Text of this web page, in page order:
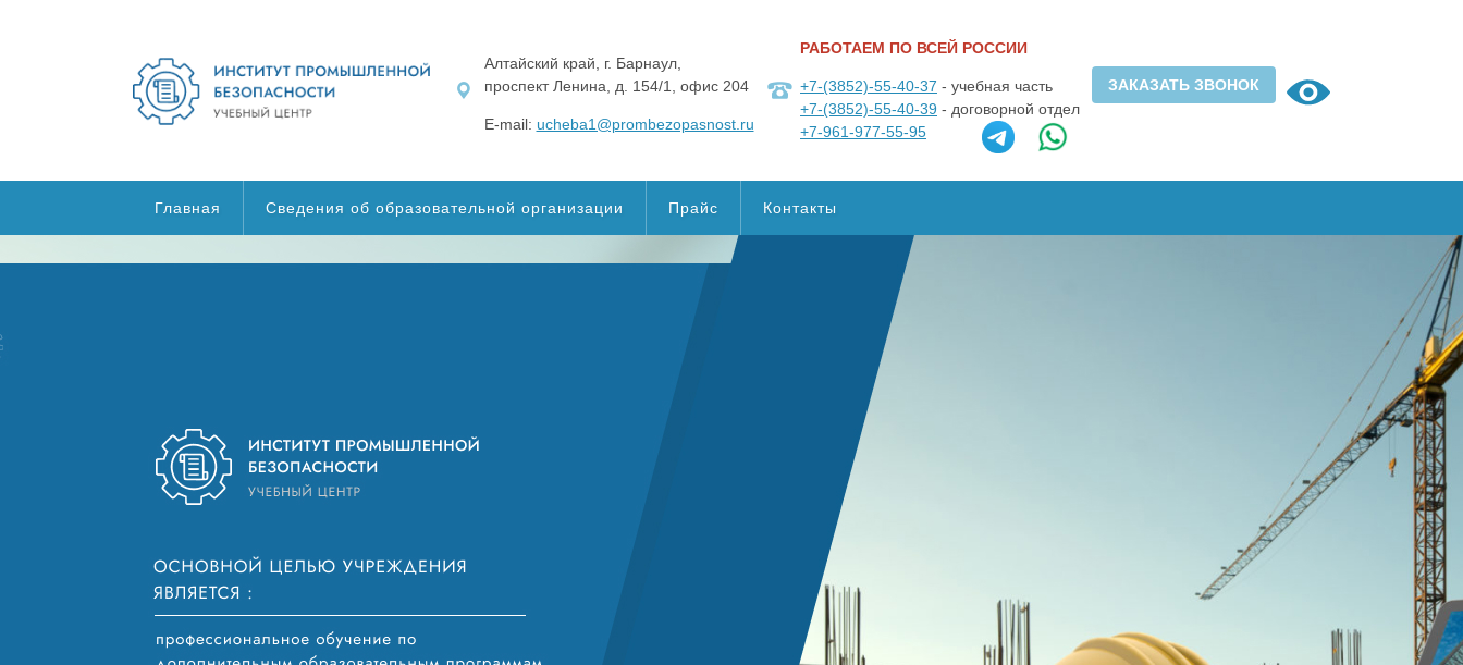
Алтайский край, г. Барнаул,
проспект Ленина, д. 154/1, офис 204
E-mail: ucheba1@prombezopasnost.ru
РАБОТАЕМ ПО ВСЕЙ РОССИИ
+7-(3852)-55-40-37 - учебная часть
+7-(3852)-55-40-39 - договорной отдел
+7-961-977-55-95
ЗАКАЗАТЬ ЗВОНОК
Главная Сведения об образовательной организации Прайс Контакты